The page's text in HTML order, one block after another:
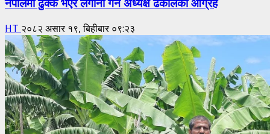
HT २०८२ असार १९, बिहीबार ०९:२३